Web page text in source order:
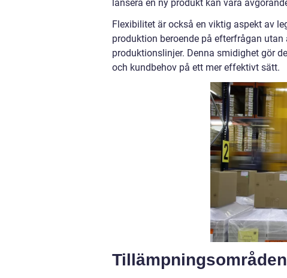
lansera en ny produkt kan vara
Flexibilitet är också en viktig aspekt av
produktion beroende på efterfrågan
produktionslinjer. Denna smidighet gör
och kundbehov på ett mer effektivt sätt.